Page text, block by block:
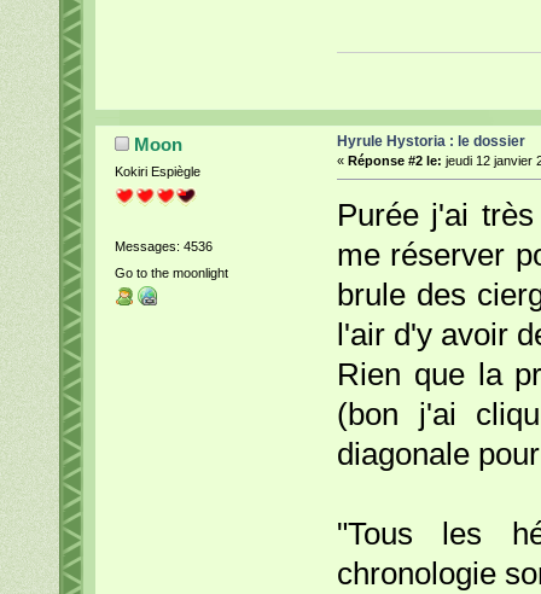
Moon
Kokiri Espiègle
Messages: 4536
Go to the moonlight
Hyrule Hystoria : le dossier
« Réponse #2 le: jeudi 12 janvier
Purée j'ai
me réserver
brule des
l'air d'y avoir
Rien que la
(bon j'ai
diagonale
"Tous les
chronologie